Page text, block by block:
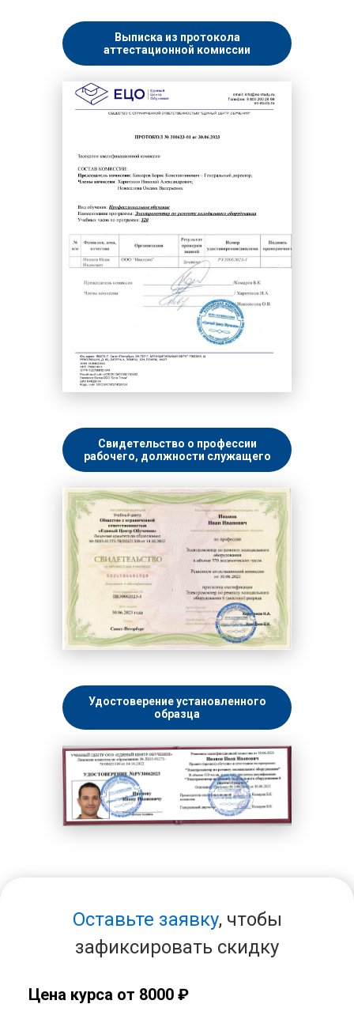
Выписка из протокола
аттестационной комиссии
Свидетельство о профессии
рабочего, должности служащего
Удостоверение установленного
образца
Оставьте заявку, чтобы
зафиксировать скидку
Цена курса от 8000 ₽